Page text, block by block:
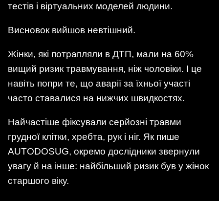
тестів і віртуальних моделей людини.
Висновок вийшов невтішний.
Жінки, які потрапляли в ДТП, мали на 60%
вищий ризик травмування, ніж чоловіки. І це
навіть попри те, що аварії за їхньої участі
часто ставалися на нижчих швидкостях.
Найчастіше фіксували серйозні травми
грудної клітки, хребта, рук і ніг. Як пише
AUTODOSUG, окремо дослідники звернули
увагу й на інше: найбільший ризик був у жінок
старшого віку.